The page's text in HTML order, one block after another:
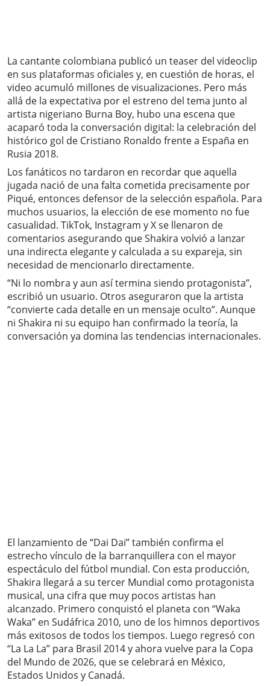
La cantante colombiana publicó un teaser del videoclip
en sus plataformas oficiales y, en cuestión de horas, el
video acumuló millones de visualizaciones. Pero más
allá de la expectativa por el estreno del tema junto al
artista nigeriano Burna Boy, hubo una escena que
acaparó toda la conversación digital: la celebración del
histórico gol de Cristiano Ronaldo frente a España en
Rusia 2018.
Los fanáticos no tardaron en recordar que aquella
jugada nació de una falta cometida precisamente por
Piqué, entonces defensor de la selección española. Para
muchos usuarios, la elección de ese momento no fue
casualidad. TikTok, Instagram y X se llenaron de
comentarios asegurando que Shakira volvió a lanzar
una indirecta elegante y calculada a su expareja, sin
necesidad de mencionarlo directamente.
“Ni lo nombra y aun así termina siendo protagonista”,
escribió un usuario. Otros aseguraron que la artista
“convierte cada detalle en un mensaje oculto”. Aunque
ni Shakira ni su equipo han confirmado la teoría, la
conversación ya domina las tendencias internacionales.
El lanzamiento de “Dai Dai” también confirma el
estrecho vínculo de la barranquillera con el mayor
espectáculo del fútbol mundial. Con esta producción,
Shakira llegará a su tercer Mundial como protagonista
musical, una cifra que muy pocos artistas han
alcanzado. Primero conquistó el planeta con “Waka
Waka” en Sudáfrica 2010, uno de los himnos deportivos
más exitosos de todos los tiempos. Luego regresó con
“La La La” para Brasil 2014 y ahora vuelve para la Copa
del Mundo de 2026, que se celebrará en México,
Estados Unidos y Canadá.